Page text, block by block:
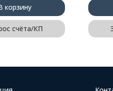
корзину
счёта/КП